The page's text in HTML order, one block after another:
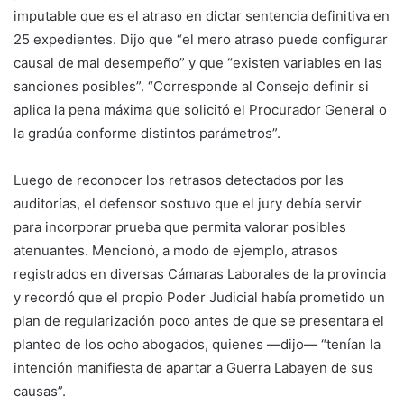
imputable que es el atraso en dictar sentencia definitiva en
25 expedientes. Dijo que “el mero atraso puede configurar
causal de mal desempeño” y que “existen variables en las
sanciones posibles”. “Corresponde al Consejo definir si
aplica la pena máxima que solicitó el Procurador General o
la gradúa conforme distintos parámetros”.
Luego de reconocer los retrasos detectados por las
auditorías, el defensor sostuvo que el jury debía servir
para incorporar prueba que permita valorar posibles
atenuantes. Mencionó, a modo de ejemplo, atrasos
registrados en diversas Cámaras Laborales de la provincia
y recordó que el propio Poder Judicial había prometido un
plan de regularización poco antes de que se presentara el
planteo de los ocho abogados, quienes —dijo— “tenían la
intención manifiesta de apartar a Guerra Labayen de sus
causas”.